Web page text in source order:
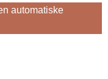
automatiske